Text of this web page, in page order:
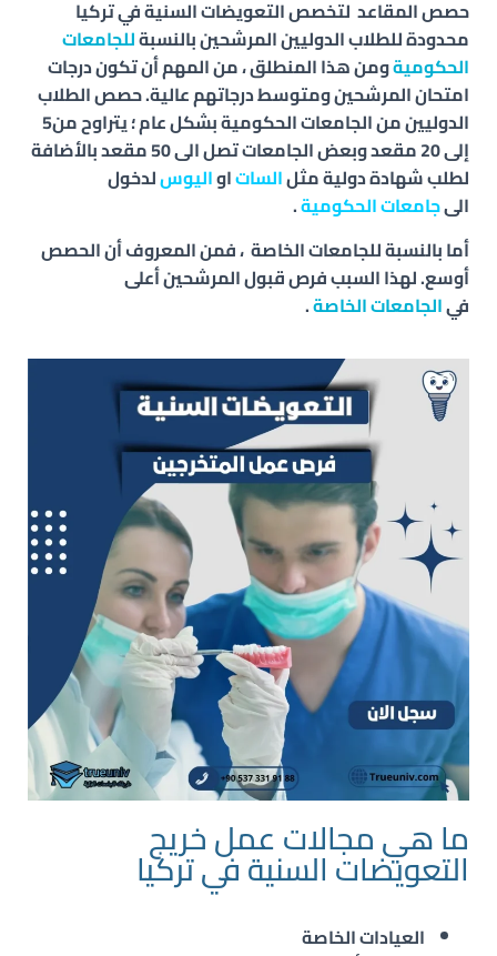
حصص المقاعد لتخصصالتعويضات السنيةفي تركيا
محدودة للطلاب الدوليين المرشحين بالنسبةللجامعات
الحكوميةومن هذا المنطلق ، من المهم أن تكون درجات
امتحان المرشحين ومتوسط درجاتهم عالية. حصص الطلاب
الدوليين من الجامعات الحكومية بشكل عام ؛ يتراوح من5
إلى 20 مقعد وبعض الجامعات تصل الى 50 مقعد
بالأضافة
لطلب شهادة دولية مثلالساتاواليوسلدخول
الىجامعات الحكومية.
أما بالنسبة للجامعات الخاصة ، فمن المعروف أن الحصص
أوسع. لهذا السبب فرص قبول المرشحين أعلى
فيالجامعات الخاصة.
ما هي مجالات عمل خريج
التعويضات السنية في تركيا
العيادات الخاصة